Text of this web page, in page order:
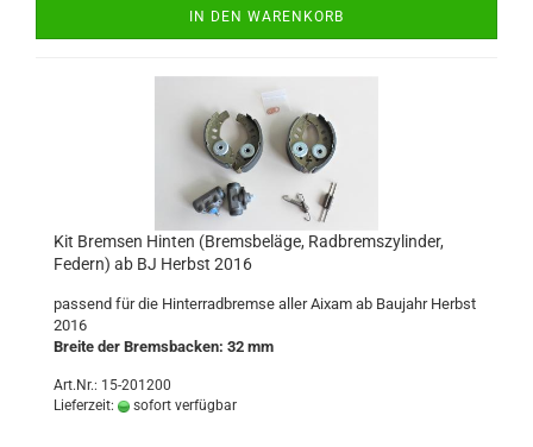
IN DEN WARENKORB
Kit Bremsen Hinten (Bremsbeläge, Radbremszylinder,
Federn) ab BJ Herbst 2016
passend für die Hinterradbremse aller Aixam ab Baujahr Herbst
2016
Breite der Bremsbacken: 32 mm
Art.Nr.: 15-201200
Lieferzeit:
sofort verfügbar